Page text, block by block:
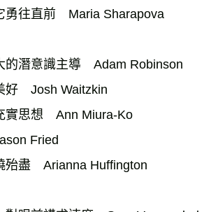
勇往直前　Maria Sharapova
的潛意識主導　Adam Robinson
好　Josh Waitzkin
實思想　Ann Miura-Ko
Fried
殆盡　Arianna Huffington